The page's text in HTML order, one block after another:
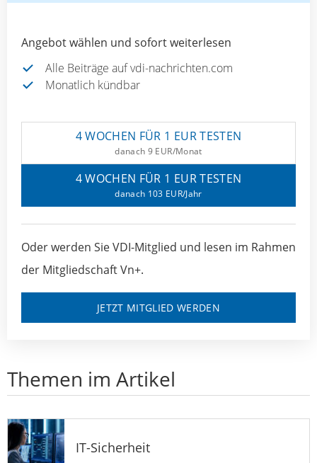
Angebot wählen und sofort weiterlesen
Alle Beiträge auf vdi-nachrichten.com
Monatlich kündbar
4 WOCHEN FÜR 1 EUR TESTEN
danach 9 EUR/Monat
4 WOCHEN FÜR 1 EUR TESTEN
danach 103 EUR/Jahr
Oder werden Sie VDI-Mitglied und lesen im Rahmen
der Mitgliedschaft Vn+.
JETZT MITGLIED WERDEN
Themen im Artikel
IT-Sicherheit